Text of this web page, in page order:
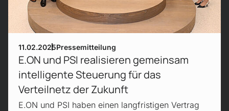
11.02.2025Pressemitteilung
E.ON und PSI realisieren gemeinsam
intelligente Steuerung für das
Verteilnetz der Zukunft
E.ON und PSI haben einen langfristigen Vertrag